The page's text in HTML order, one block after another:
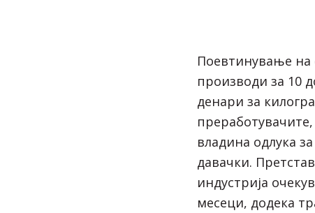
Поевтинување на
производи за 10
денари за
владина одлука
давачки.
индустрија
месеци, додека